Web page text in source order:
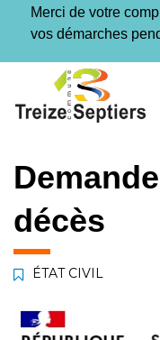
Merci de votre
vos démarches
contenu
pied
décès
ÉTAT CIVIL